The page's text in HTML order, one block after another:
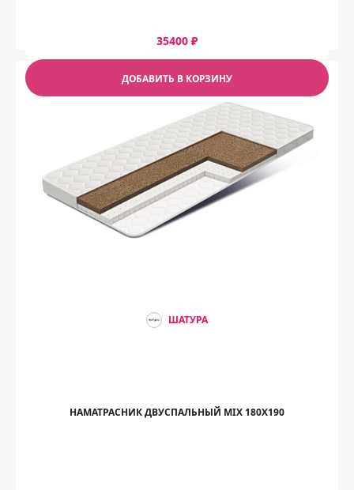
35400 ₽
ДОБАВИТЬ В КОРЗИНУ
ШАТУРА
НАМАТРАСНИК ДВУСПАЛЬНЫЙ MIX 180Х190